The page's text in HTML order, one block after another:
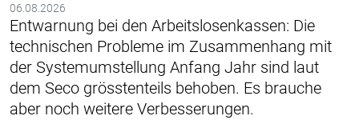
06.08.2026
Entwarnung bei den Arbeitslosenkassen: Die
technischen Probleme im Zusammenhang mit
der Systemumstellung Anfang Jahr sind laut
dem Seco grösstenteils behoben. Es brauche
aber noch weitere Verbesserungen.